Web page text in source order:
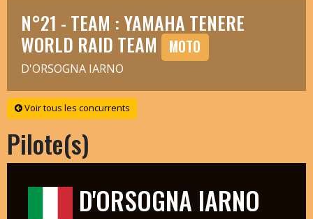
N°21 - TEAM : YAMAHA TENERE
WORLD RAID TEAM MOTO
D'ORSOGNA IARNO
Voir tous les concurrents
Pilote(s)
D'ORSOGNA IARNO